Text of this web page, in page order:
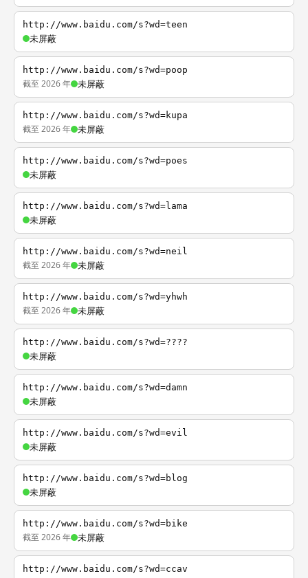
http://www.baidu.com/s?wd=teen
未屏蔽
http://www.baidu.com/s?wd=poop
截至 2026 年 未屏蔽
http://www.baidu.com/s?wd=kupa
截至 2026 年 未屏蔽
http://www.baidu.com/s?wd=poes
未屏蔽
http://www.baidu.com/s?wd=lama
未屏蔽
http://www.baidu.com/s?wd=neil
截至 2026 年 未屏蔽
http://www.baidu.com/s?wd=yhwh
截至 2026 年 未屏蔽
http://www.baidu.com/s?wd=????
未屏蔽
http://www.baidu.com/s?wd=damn
未屏蔽
http://www.baidu.com/s?wd=evil
未屏蔽
http://www.baidu.com/s?wd=blog
未屏蔽
http://www.baidu.com/s?wd=bike
截至 2026 年 未屏蔽
http://www.baidu.com/s?wd=ccav